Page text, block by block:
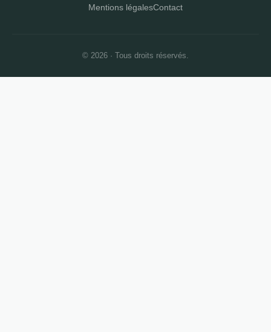
Mentions légalesContact
© 2026 · Tous droits réservés.